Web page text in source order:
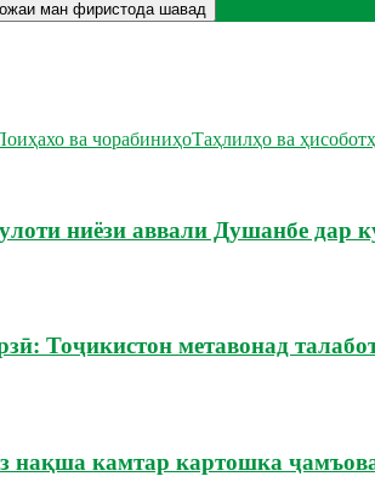
ва чорабиниҳоТаҳлилҳо ва
ниёзи аввали Душанбе дар
Тоҷикистон метавонад
нақша камтар картошка